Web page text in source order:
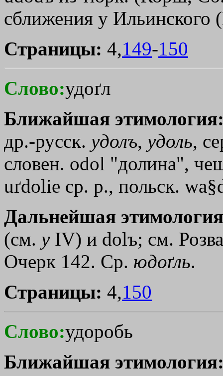
сближения у Ильинского
Страницы: 4,149-150
Слово:удоґл
Ближайшая
др.-русск. удолъ, удоль,
словен. оdоl "долина",
uґdolie ср. р., польск.
Дальнейшая
(см. уIV) и dоlъ; см.
Очерк 142. Ср. юдоґль.
Страницы: 4,150
Слово:удоробь
Ближайшая